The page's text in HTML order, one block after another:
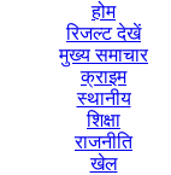
होम
रिजल्ट देखें
मुख्य समाचार
क्राइम
स्थानीय
शिक्षा
राजनीति
खेल